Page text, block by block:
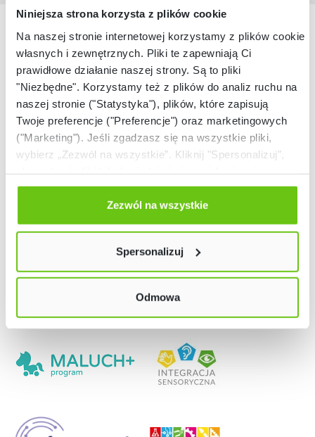
Niniejsza strona korzysta z plików cookie
Na naszej stronie internetowej korzystamy z plików cookie:
własnych i zewnętrznych. Pliki te zapewniają Ci
prawidłowe działanie naszej strony. Są to pliki
"Niezbędne". Korzystamy też z plików do analiz ruchu na
naszej stronie ("Statystyka"), plików, które zapisują
Twoje preferencje ("Preferencje") oraz marketingowych
("Marketing"). Jeśli zgadzasz się na wszystkie pliki,
wybierz „Zezwól na wszystkie”. Kliknij "Spersonalizuj",
Odmów zgody poprzez przycisk „Odmowa”. Wtedy
użyjemy tylko plików niezbędnych dla naszej strony.
Twój wybór możesz zmienić przez kliknięcie przycisku w
Polityce prywatności
Zezwól na wszystkie
Spersonalizuj
Odmowa